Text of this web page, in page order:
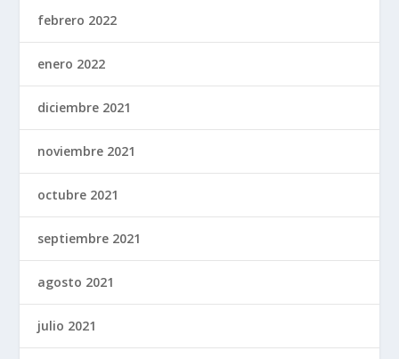
febrero 2022
enero 2022
diciembre 2021
noviembre 2021
octubre 2021
septiembre 2021
agosto 2021
julio 2021